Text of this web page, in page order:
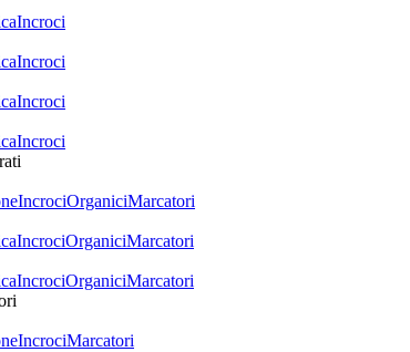
Incroci
Incroci
Incroci
Incroci
IncrociOrganiciMarcatori
IncrociOrganiciMarcatori
IncrociOrganiciMarcatori
IncrociMarcatori